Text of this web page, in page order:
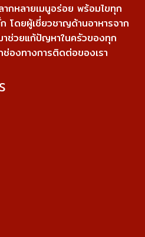
กหลายเมนูอร่อย พร้อมไขทุก
โดยผู้เชี่ยวชาญด้านอาหารจาก
าช่วยแก้ปัญหาในครัวของทุก
ช่องทางการติดต่อของเรา